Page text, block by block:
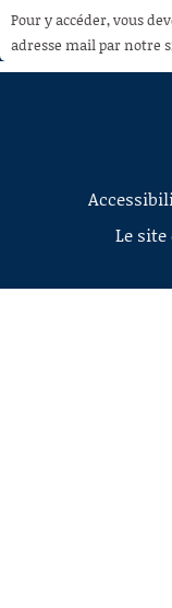
RECHERCHE
AIDE À LA DÉCOUPE
DE VIDÉOS
Pour y accéder, vous
adresse mail par notre
Le